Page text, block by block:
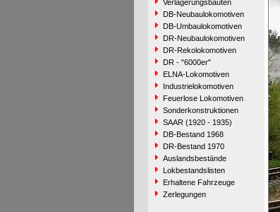
Verlagerungsbauten
DB-Neubaulokomotiven
DB-Umbaulokomotiven
DR-Neubaulokomotiven
DR-Rekolokomotiven
DR - "6000er"
ELNA-Lokomotiven
Industrielokomotiven
Feuerlose Lokomotiven
Sonderkonstruktionen
SAAR (1920 - 1935)
DB-Bestand 1968
DR-Bestand 1970
Auslandsbestände
Lokbestandslisten
Erhaltene Fahrzeuge
Zerlegungen